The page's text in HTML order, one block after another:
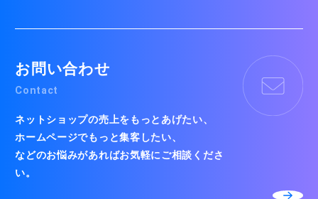
お問い合わせ
Contact
ネットショップの売上をもっとあげたい、
ホームページでもっと集客したい、
などのお悩みがあればお気軽にご相談くださ
い。